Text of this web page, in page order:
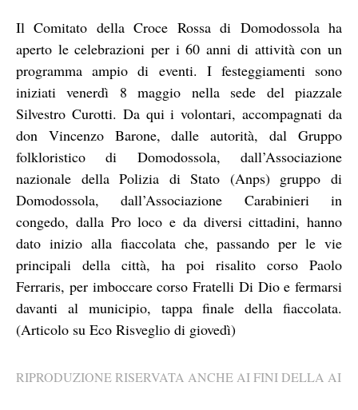
Il Comitato della Croce Rossa di Domodossola ha
aperto le celebrazioni per i 60 anni di attività con un
programma ampio di eventi. I festeggiamenti sono
iniziati venerdì 8 maggio nella sede del piazzale
Silvestro Curotti. Da qui i volontari, accompagnati da
don Vincenzo Barone, dalle autorità, dal Gruppo
folkloristico di Domodossola, dall’Associazione
nazionale della Polizia di Stato (Anps) gruppo di
Domodossola, dall’Associazione Carabinieri in
congedo, dalla Pro loco e da diversi cittadini, hanno
dato inizio alla fiaccolata che, passando per le vie
principali della città, ha poi risalito corso Paolo
Ferraris, per imboccare corso Fratelli Di Dio e fermarsi
davanti al municipio, tappa finale della fiaccolata.
(Articolo su Eco Risveglio di giovedì)
RIPRODUZIONE RISERVATA ANCHE AI FINI DELLA AI